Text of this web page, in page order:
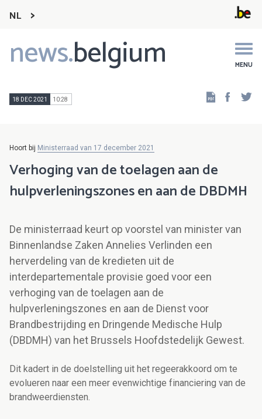
NL
news.belgium MENU
Main
navigation
18 DEC 2021 10:28
Hoort bij Ministerraad van 17 december 2021
Verhoging van de toelagen aan de
hulpverleningszones en aan de DBDMH
De ministerraad keurt op voorstel van minister van
Binnenlandse Zaken Annelies Verlinden een
herverdeling van de kredieten uit de
interdepartementale provisie goed voor een
verhoging van de toelagen aan de
hulpverleningszones en aan de Dienst voor
Brandbestrijding en Dringende Medische Hulp
(DBDMH) van het Brussels Hoofdstedelijk Gewest.
Dit kadert in de doelstelling uit het regeerakkoord om te
evolueren naar een meer evenwichtige financiering van de
brandweerdiensten.